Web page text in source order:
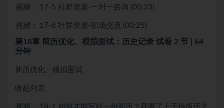
视频： 17-5 社群资源-一对一咨询 (00:33)
视频： 17-6 社群资源-职场交流 (00:25)
第18章 简历优化、模拟面试：历史记录 试看 2 节 | 64
分钟
简历优化、模拟面试
收起列表